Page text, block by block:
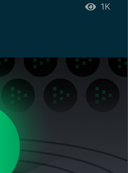
1K